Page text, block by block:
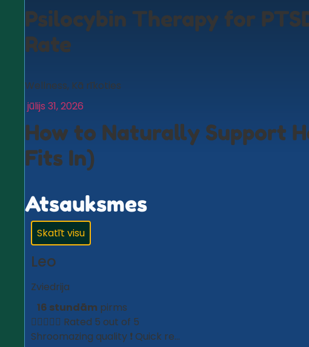
Psilocybin Therapy for
Rate
Wellness, Kā rīkoties
jūlijs 31, 2026
How to Naturally Support
Fits In)
Atsauksmes
Skatīt visu
Leo
Zviedrija
16 stundām pirms
 Rated 5 out of 5
Shroomazing quality ❗️ Quick re...